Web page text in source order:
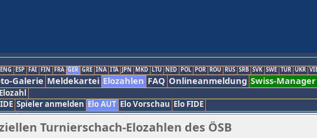
ENG ESP FAI FIN FRA GER GRE INA ITA JPN MKD LTU NED POL POR ROU RUS SRB SVK SWE TUR UKR
Galerie Meldekartei Elozahlen FAQ Onlineanmeldung Swiss-Manager
Spieler anmelden Elo AUT Elo Vorschau Elo FIDE
Turnierschach-Elozahlen des ÖSB